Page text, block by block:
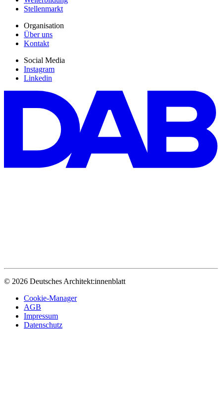
Stellenmarkt
Organisation
Über uns
Kontakt
Social Media
Instagram
Linkedin
© 2026 Deutsches Architekt:innenblatt
Cookie-Manager
AGB
Impressum
Datenschutz